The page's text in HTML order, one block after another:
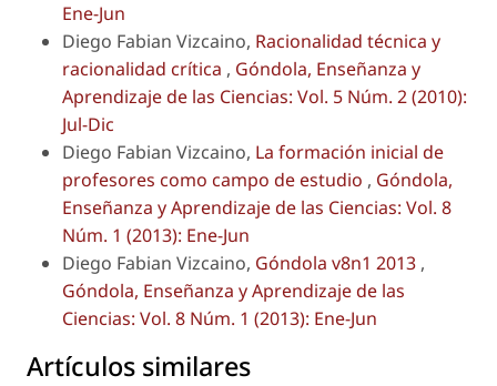
Ene-Jun
Diego Fabian Vizcaino, Racionalidad técnica y
racionalidad crítica , Góndola, Enseñanza y
Aprendizaje de las Ciencias: Vol. 5 Núm. 2 (2010):
Jul-Dic
Diego Fabian Vizcaino, La formación inicial de
profesores como campo de estudio , Góndola,
Enseñanza y Aprendizaje de las Ciencias: Vol. 8
Núm. 1 (2013): Ene-Jun
Diego Fabian Vizcaino, Góndola v8n1 2013 ,
Góndola, Enseñanza y Aprendizaje de las
Ciencias: Vol. 8 Núm. 1 (2013): Ene-Jun
Artículos similares